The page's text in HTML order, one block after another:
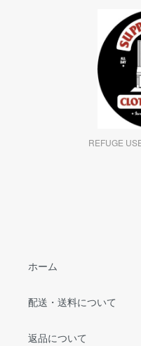
REFUGE
ホーム
配送・送料について
返品について